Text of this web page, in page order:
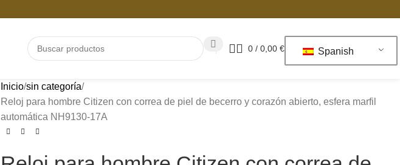
0 / 0,00 € Spanish
Inicio sin categoría
Reloj para hombre Citizen con correa de piel de becerro y corazón abierto, esfera marfil
automática NH9130-17A